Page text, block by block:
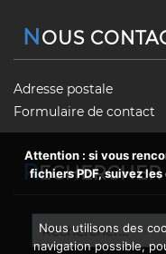
NOUS
Adresse postale
Formulaire de contact
RECHERCHER
Rechercher :
Attention : si vous
fichiers PDF, suivez
Nous utilisons des
navigation possible,